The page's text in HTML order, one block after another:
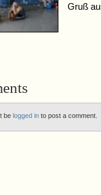
Gruß
be logged in to post a comment.